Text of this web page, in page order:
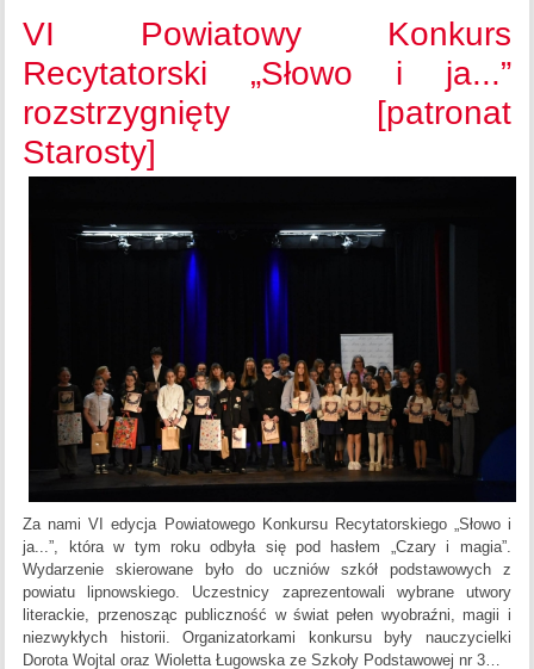
VI Powiatowy Konkurs
Recytatorski „Słowo i ja...”
rozstrzygnięty [patronat
Starosty]
Za nami VI edycja Powiatowego Konkursu Recytatorskiego „Słowo i
ja...”, która w tym roku odbyła się pod hasłem „Czary i magia”.
Wydarzenie skierowane było do uczniów szkół podstawowych z
powiatu lipnowskiego. Uczestnicy zaprezentowali wybrane utwory
literackie, przenosząc publiczność w świat pełen wyobraźni, magii i
niezwykłych historii. Organizatorkami konkursu były nauczycielki
Dorota Wojtal oraz Wioletta Ługowska ze Szkoły Podstawowej nr 3…